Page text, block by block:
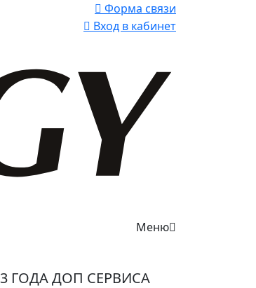
Форма связи
Вход в кабинет
Меню
3 ГОДА ДОП СЕРВИСА